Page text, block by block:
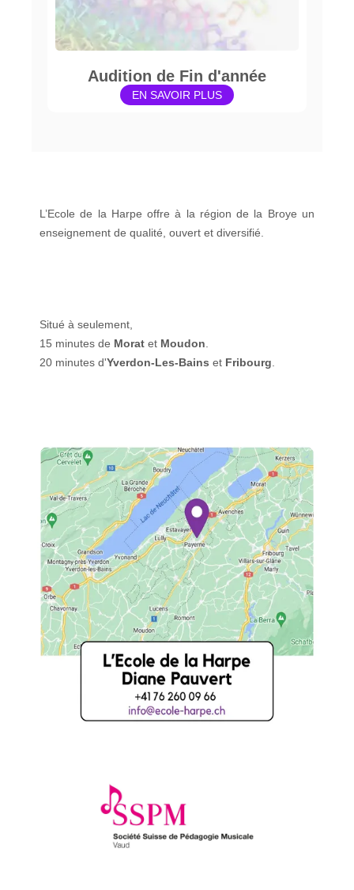
Audition de Fin d'année
EN SAVOIR PLUS
L’Ecole de la Harpe offre à la région de la Broye un
enseignement de qualité, ouvert et diversifié.
Situé à seulement,
15 minutes de Morat et Moudon
20 minutes d'Yverdon-Les-Bains et Fribourg